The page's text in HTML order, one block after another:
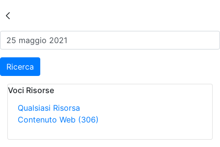
Risultati della Ricerca -
Ricerca
Voci Risorse
Qualsiasi Risorsa
Contenuto Web (306)